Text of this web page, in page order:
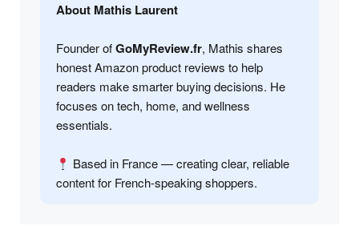
About Mathis Laurent
Founder ofGoMyReview.fr, Mathis shares
honest Amazon product reviews to help
readers make smarter buying decisions. He
focuses on tech, home, and wellness
essentials.
Based in France — creating clear, reliable
content for French-speaking shoppers.